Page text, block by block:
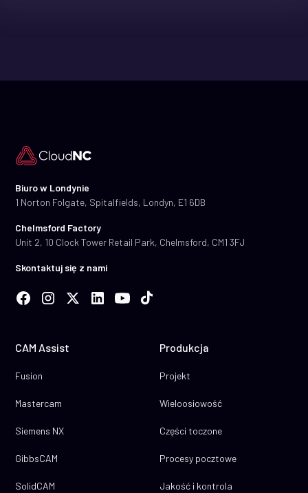
Biuro w Londynie
1 Norton Folgate, Spitalfields, Londyn, E1 6DB
Chelmsford Factory
Unit 2, 10 Clock Tower Retail Park, Chelmsford, CM1 3FJ
Skontaktuj się z nami
CAM Assist
Fusion
Mastercam
Siemens NX
GibbsCAM
SolidCAM
Produkcja
Projekt
Wieloosiowość
Części toczone
Procesy pocztowe
Jakość i kontrola